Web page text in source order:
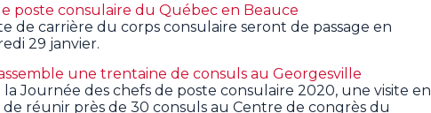
poste consulaire du Québec en Beauce
de carrière du corps consulaire seront de passage en
29 janvier.
une trentaine de consuls au Georgesville
la Journée des chefs de poste consulaire 2020, une visite en
de réunir près de 30 consuls au Centre de congrès du